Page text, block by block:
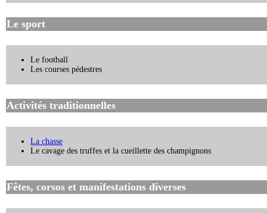
Le sport
Le football
Les courses pédestres
Activités traditionnelles
La chasse
Le cavage des truffes et la cueillette des champignons
Fêtes, corsos et manifestations diverses